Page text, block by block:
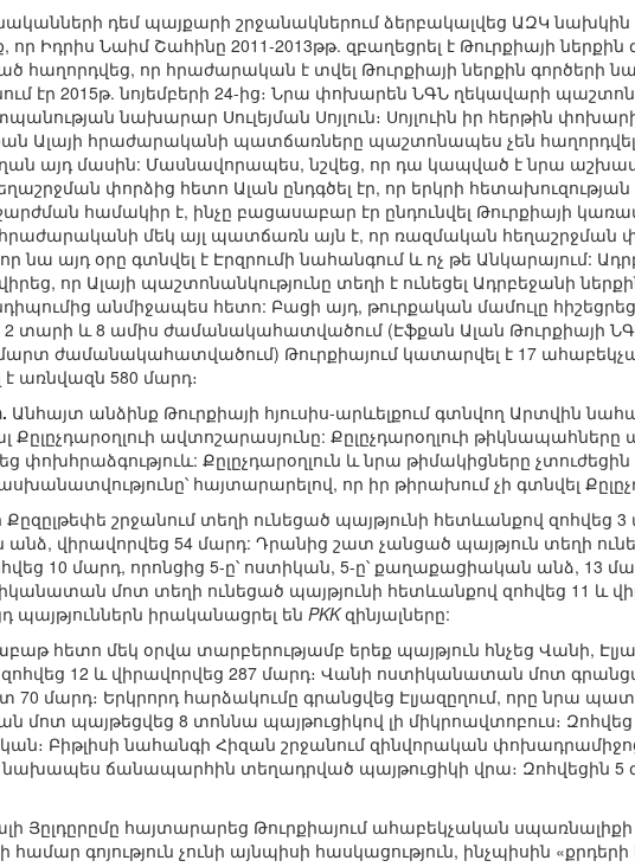
դեմ պայքարի շրջանակներում ձերբակալվեց ԱԶԿ
որ Իդրիս Նաիմ Շահինը 2011-2013թթ. զբաղեցրել է Թուրքիայի
հաղորդվեց, որ հրաժարական է տվել Թուրքիայի ներքին գործերի
էր 2015թ. նոյեմբերի 24-ից։ Նրա փոխարեն ՆԳՆ ղեկավարի
նախարար Սուլեյման Սոյլուն։ Սոյլուին իր հերթին
Ալայի հրաժարականի պատճառները պաշտոնապես չեն
այդ մասին: Մասնավորապես, նշվեց, որ դա կապված է նրա
փորձից հետո Ալան ընդգծել էր, որ երկրի
շարժման համակիր է, ինչը բացասաբար էր ընդունվել Թուրքիայի
հրաժարականի մեկ այլ պատճառն այն է, որ ռազմական հեղաշրջման
այդ օրը գտնվել է Էրզրումի նահանգում և ոչ թե Անկարայում:
որ Ալայի պաշտոնանկությունը տեղի է ունեցել Ադրբեջանի
անմիջապես հետո: Բացի այդ, թուրքական մամուլը
և 8 ամիս ժամանակահատվածում (Էֆքան Ալան Թուրքիայի
մարտ ժամանակահատվածում) Թուրքիայում կատարվել է 17
առնվազն 580 մարդ։
Անհայտ անձինք Թուրքիայի հյուսիս-արևելքում գտնվող Արտվին
Քըլըչդարօղլուի ավտոշարասյունը: Քըլըչդարօղլուի
փոխհրաձգություև: Քըլըչդարօղլուն և նրա թիմակիցները
հայտարարելով, որ իր թիրախում չի գտնվել
շրջանում տեղի ունեցած պայթյունի հետևանքով զոհվեց 3
վիրավորվեց 54 մարդ: Դրանից շատ չանցած պայթյուն տեղի
10 մարդ, որոնցից 5-ը՝ ոստիկան, 5-ը՝ քաղաքացիական անձ, 13
մոտ տեղի ունեցած պայթյունի հետևանքով զոհվեց 11 և
պայթյուններն իրականացրել են PKKզինյալները:
հետո մեկ օրվա տարբերությամբ երեք պայթյուն հնչեց Վանի,
12 և վիրավորվեց 287 մարդ։ Վանի ոստիկանատան մոտ
70 մարդ։ Երկրորդ հարձակումը գրանցվեց Էլյազըղում, որը նրա
մոտ պայթեցվեց 8 տոննա պայթուցիկով լի միկրոավտոբուս։
Բիթլիսի նահանգի Հիզան շրջանում զինվորական
նախապես ճանապարհին տեղադրված պայթուցիկի վրա։ Զոհվեցին 5
Յըլդըրըմը հայտարարեց Թուրքիայում ահաբեկչական
գոյություն չունի այնպիսի հասկացություն, ինչպիսին «քրդերի